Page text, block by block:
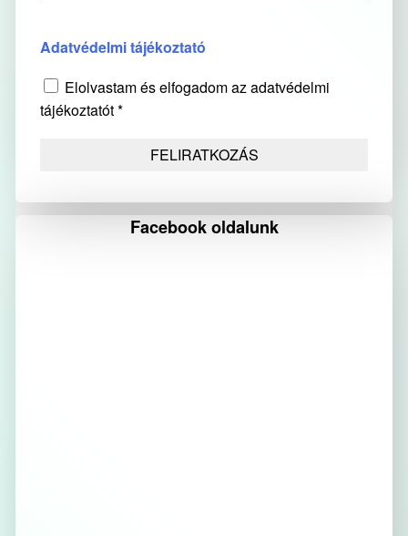
Adatvédelmi tájékoztató
Elolvastam és elfogadom az adatvédelmi
tájékoztatót *
Facebook oldalunk